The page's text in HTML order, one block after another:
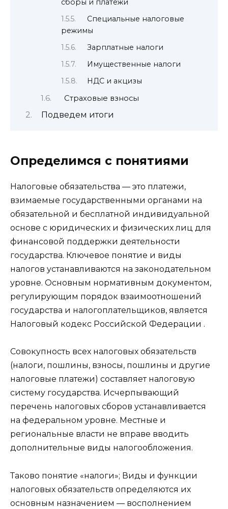
сборы и платежи
Специальные налоговые
режимы
Зарплатные налоги
Имущественные налоги
НДС и акцизы
Страховые взносы
Подведем итоги
Определимся с понятиями
Налоговые обязательства — это платежи,
взимаемые государственными органами на
обязательной и бесплатной индивидуальной
основе с юридических и физических лиц для
финансовой поддержки деятельности
государства. Ключевое понятие и виды
налогов устанавливаются на законодательном
уровне. Основным нормативным документом,
регулирующим порядок взаимоотношений
государства и налогоплательщиков, является
Налоговый кодекс Российской Федерации .
Совокупность всех налоговых обязательств
(налоги, пошлины, взносы, пошлины и другие
налоговые платежи) составляет налоговую
систему государства. Исчерпывающий
перечень налоговых сборов устанавливается
на федеральном уровне. Местные и
региональные власти не вправе вводить
дополнительные виды налогообложения.
Таково понятие «налоги»; Виды и функции
налоговых обязательств определяются их
основным назначением — восполнением